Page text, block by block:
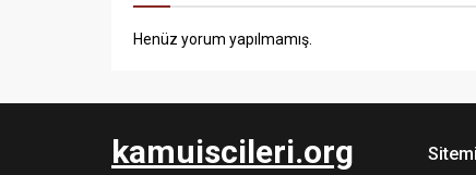
Henüz yorum yapılmamış.
kamuiscileri.org